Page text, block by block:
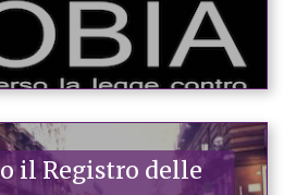
il Registro delle